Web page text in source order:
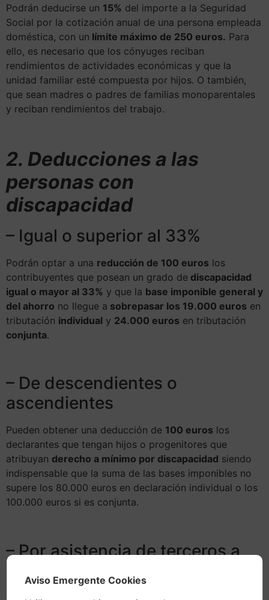
Podrán deducirse un 15% del importe a la Seguridad
Social por la cotización anual de una persona empleada
doméstica, con un límite máximo de 250 euros. Para
ello, es necesario que los cónyuges reciban
rendimientos de actividades económicas y que la
unidad familiar esté compuesta por hijos. O también,
que sean madres o padres de familias monoparentales
y reciban rendimientos del trabajo.
2. Deducciones a las
personas con
discapacidad
– Igual o superior al 33%
Podrán optar a una reducción de 100 euros los
contribuyentes que posean un grado de discapacidad
igual o mayor al 33% y que la base imponible general y
del ahorro no llegue a sobrepasar los 19.000 euros en
tributación individual y 24.000 euros en tributación
conjunta.
– De descendientes o
ascendientes
Pueden obtener una deducción de 100 euros los
declarantes que tengan hijos o progenitores que
atribuyan derecho a mínimo por discapacidad siendo
indispensable que la suma de las bases imponibles no
supere los 80.000 euros en declaración individual o los
100.000 euros si es conjunta.
– Por asistencia de terceros a
personas con discapacidad
Aviso Emergente Cookies